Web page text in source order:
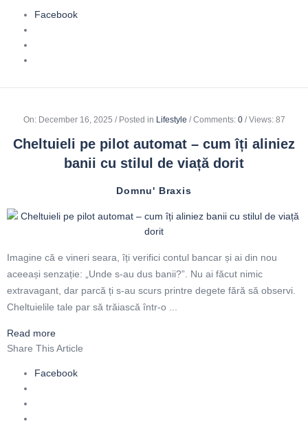
Facebook
On: December 16, 2025 Posted in Lifestyle Comments: 0 Views: 87
Cheltuieli pe pilot automat – cum îți aliniez
banii cu stilul de viață dorit
Domnu' Braxis
Imagine că e vineri seara, îți verifici contul bancar și ai din nou
aceeași senzație: „Unde s-au dus banii?”. Nu ai făcut nimic
extravagant, dar parcă ți s-au scurs printre degete fără să observi.
Cheltuielile tale par să trăiască într-o ...
Read more
Share This Article
Facebook